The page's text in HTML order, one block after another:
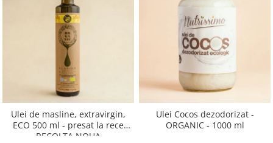
TOATE PRODUSELE
Ulei de masline, extravirgin,
ECO 500 ml - presat la rece
RECOLTA NOUA
Ulei Cocos dezodorizat -
ORGANIC - 1000 ml